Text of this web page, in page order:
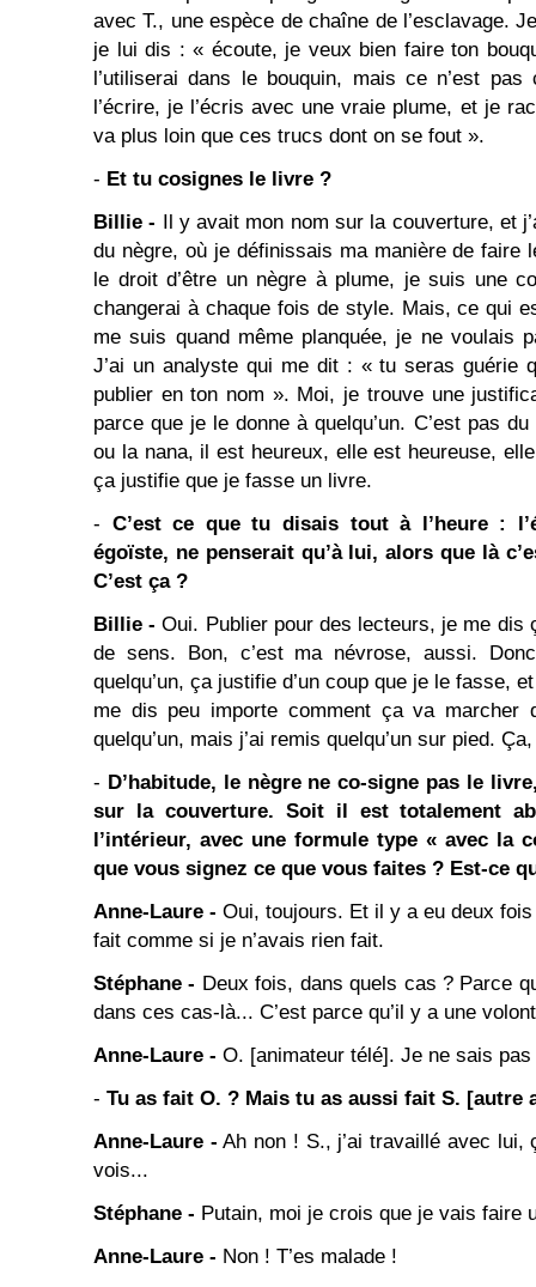
avec T., une espèce de chaîne de l’esclavage.
je lui dis : « écoute, je veux bien faire ton
l’utiliserai dans le bouquin, mais ce n’est
l’écrire, je l’écris avec une vraie plume, et je
va plus loin que ces trucs dont on se fout ».
- Et tu cosignes le livre ?
Billie - Il y avait mon nom sur la couverture, et
du nègre, où je définissais ma manière de faire
le droit d’être un nègre à plume, je suis une
changerai à chaque fois de style. Mais, ce qui
me suis quand même planquée, je ne voulais
J’ai un analyste qui me dit : « tu seras guérie
publier en ton nom ». Moi, je trouve une
parce que je le donne à quelqu’un. C’est pas
ou la nana, il est heureux, elle est heureuse,
ça justifie que je fasse un livre.
- C’est ce que tu disais tout à l’heure :
égoïste, ne penserait qu’à lui, alors que là
C’est ça ?
Billie - Oui. Publier pour des lecteurs, je me dis
de sens. Bon, c’est ma névrose, aussi.
quelqu’un, ça justifie d’un coup que je le fasse,
me dis peu importe comment ça va marcher
quelqu’un, mais j’ai remis quelqu’un sur pied.
- D’habitude, le nègre ne co-signe pas le
sur la couverture. Soit il est totalement
l’intérieur, avec une formule type « avec la
que vous signez ce que vous faites ? Est-ce
Anne-Laure - Oui, toujours. Et il y a eu deux
fait comme si je n’avais rien fait.
Stéphane - Deux fois, dans quels cas ? Parce
dans ces cas-là... C’est parce qu’il y a une
Anne-Laure - O. [animateur télé]. Je ne sais
- Tu as fait O. ? Mais tu as aussi fait S. [autre
Anne-Laure - Ah non ! S., j’ai travaillé avec lui,
vois...
Stéphane - Putain, moi je crois que je vais faire
Anne-Laure - Non ! T’es malade !